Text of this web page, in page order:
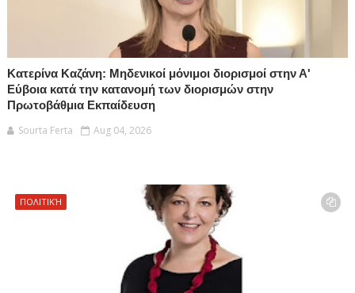
Κατερίνα Καζάνη: Μηδενικοί μόνιμοι διορισμοί στην Α'
Εύβοια κατά την κατανομή των διορισμών στην
Πρωτοβάθμια Εκπαίδευση
Sourta Ferta
Aug 04, 2026
ΠΟΛΙΤΙΚΉ